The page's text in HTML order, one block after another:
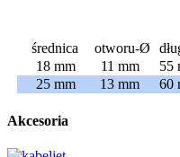
średnica otworu-Ø
18 mm
11 mm 55
25 mm
13 mm 60
Akcesoria